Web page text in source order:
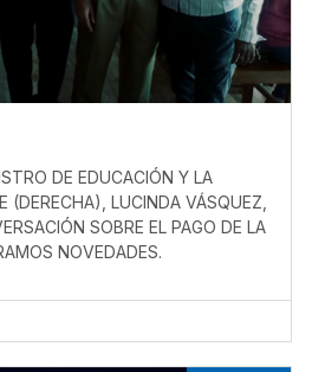
DE EDUCACIÓN Y LA
(DERECHA), LUCINDA VÁSQUEZ,
SOBRE EL PAGO DE LA
NOVEDADES.